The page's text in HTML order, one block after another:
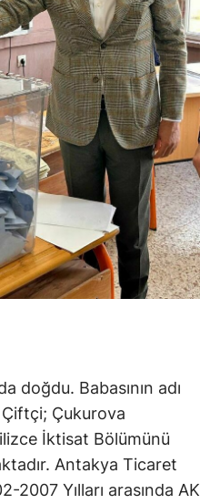
doğdu. Babasının adı
Çiftçi; Çukurova
İktisat Bölümünü
Antakya Ticaret
2007 Yılları arasında AK